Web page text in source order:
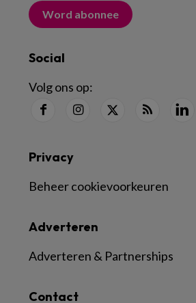
Word abonnee
Social
Volg ons op:
Contact
Adverteren
Adverteren & Partnerships
Privacy
Beheer cookievoorkeuren